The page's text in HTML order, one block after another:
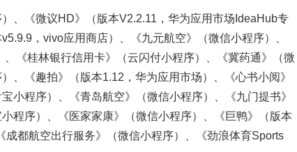
《微议HD》（版本V2.2.11，华为应用市场IdeaHub专
，vivo应用商店）、《九元航空》（微信小程序）、
《桂林银行信用卡》（云闪付小程序）、《冀药通》（微
、《趣拍》（版本1.12，华为应用市场）、《心书小阅》
小程序）、《青岛航空》（微信小程序）、《九门提书》
程序）、《医家家康》（微信小程序）、《巨鸭》（版本
都航空出行服务》（微信小程序）、《劲浪体育Sports